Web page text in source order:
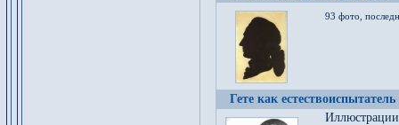
93 фото,
Гете как естествоиспытатель